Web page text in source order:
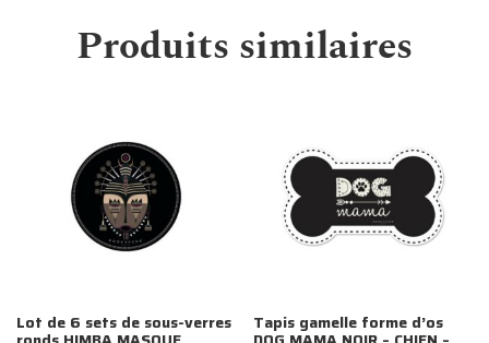
Produits similaires
Lot de 6 sets de sous-verres Tapis gamelle forme d’os